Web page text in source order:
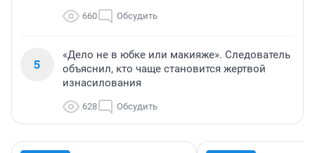
660 Обсудить
5
«Дело не в юбке или макияже». Следователь
объяснил, кто чаще становится жертвой
изнасилования
628 Обсудить